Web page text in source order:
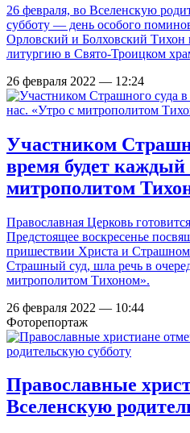
26 февраля, во Вселенскую
субботу — день особого
Орловский и Болховский Тихон
литургию в Свято-Троицком
26 февраля 2022 — 12:24
Участником
время будет каждый
митрополитом
Православная Церковь
Предстоящее воскресенье
пришествии Христа и Страшном
Страшный суд, шла речь в
митрополитом Тихоном».
26 февраля 2022 — 10:44
Фоторепортаж
Православные
Вселенскую